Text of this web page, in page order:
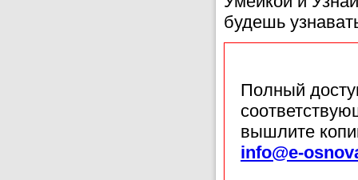
будешь
Полный
вышлите
info@e-